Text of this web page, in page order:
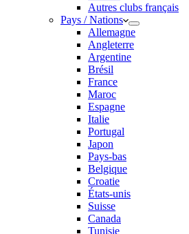
Autres clubs français
Pays / Nations
Allemagne
Angleterre
Argentine
Brésil
France
Maroc
Espagne
Italie
Portugal
Japon
Pays-bas
Belgique
Croatie
États-unis
Suisse
Canada
Tunisie